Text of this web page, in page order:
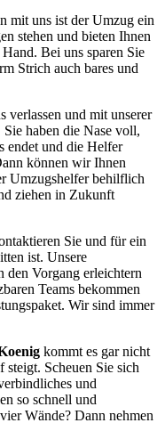
mit uns ist der Umzug ein
stehen und bieten Ihnen
Bei uns sparen Sie
Strich auch bares und
verlassen und mit unserer
Sie haben die Nase voll,
endet und die Helfer
können wir Ihnen
Umzugshelfer behilflich
ziehen in Zukunft
Sie und für ein
ist. Unsere
den Vorgang erleichtern
Teams bekommen
Wir sind immer
kommt es gar nicht
steigt. Scheuen Sie sich
und
so schnell und
Wände? Dann nehmen